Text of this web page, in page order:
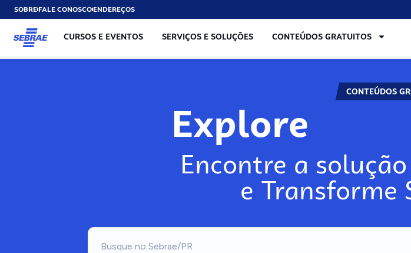
SOBREFALE CONOSCOENDEREÇOS
CURSOS E EVENTOS SERVIÇOS E SOLUÇÕES CONTEÚDOS GRATUITOS
CONTEÚDOS
Explore
Encontre a
e Transforme